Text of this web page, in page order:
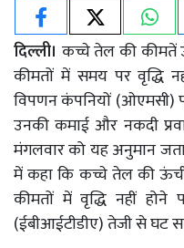
दिल्ली। कच्चे तेल की कीमतें
कीमतों में समय पर वृद्धि
विपणन कंपनियों (ओएमसी)
उनकी कमाई और नकदी
मंगलवार को यह अनुमान
में कहा कि कच्चे तेल की
कीमतों में वृद्धि नहीं
(ईबीआईटीडीए) तेजी से घट